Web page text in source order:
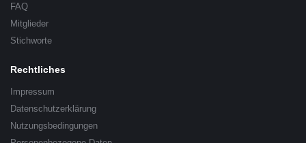
FAQ
Mitglieder
Stichworte
Rechtliches
Impressum
Datenschutzerklärung
Nutzungsbedingungen